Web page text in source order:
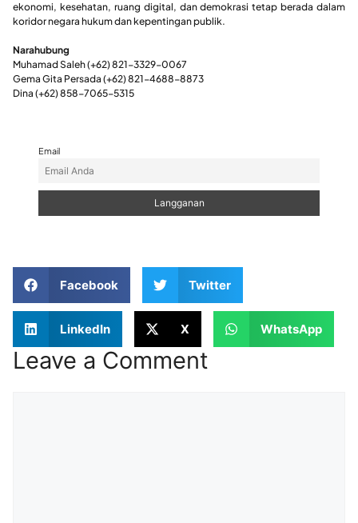
ekonomi, kesehatan, ruang digital, dan demokrasi tetap berada dalam
koridor negara hukum dan kepentingan publik.
Narahubung
Muhamad Saleh (+62) 821-3329-0067
Gema Gita Persada (+62) 821-4688-8873
Dina (+62) 858-7065-5315
Email
Facebook Twitter
LinkedIn X WhatsApp
Leave a Comment